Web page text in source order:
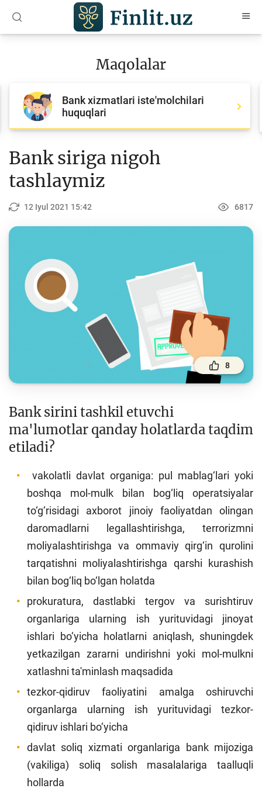
Barcha maqolalar
Bank agentlari uchun
Pul
Islom moliyasi
To'lov va o'tkazmalar
Moliya bozori
Pul-kredit siyosati va uning elementlari
Moliyaviy xavfsizlik
Bank xizmatlari iste'molchilari huquqlari
Kichik va oʻrta biznes vakillari uchun onlayn
Mehnat migrantlari uchun
O‘quv qo‘llanmalar
Loyihalar
Interaktiv xizmatlar
Fotogalereya
Loyiha haqida
Kengaytirilgan qidiruv
Sayt xaritasi
Maqolalar
Bank xizmatlari iste'molchilari
huquqlari
Bank siriga nigoh
tashlaymiz
12 Iyul 2021 15:42 6817
8
Bank sirini tashkil etuvchi
ma'lumotlar qanday holatlarda taqdim
etiladi?
vakolatli davlat organiga: pul mablag‘lari yoki
boshqa mol-mulk bilan bog‘liq operatsiyalar
to‘g‘risidagi axborot jinoiy faoliyatdan olingan
daromadlarni legallashtirishga, terrorizmni
moliyalashtirishga va ommaviy qirg‘in qurolini
tarqatishni moliyalashtirishga qarshi kurashish
bilan bog‘liq bo‘lgan holatda
prokuratura, dastlabki tergov va surishtiruv
organlariga ularning ish yurituvidagi jinoyat
ishlari bo‘yicha holatlarni aniqlash, shuningdek
yetkazilgan zararni undirishni yoki mol-mulkni
xatlashni ta'minlash maqsadida
tezkor-qidiruv faoliyatini amalga oshiruvchi
organlarga ularning ish yurituvidagi tezkor-
qidiruv ishlari bo‘yicha
davlat soliq xizmati organlariga bank mijoziga
(vakiliga) soliq solish masalalariga taalluqli
hollarda